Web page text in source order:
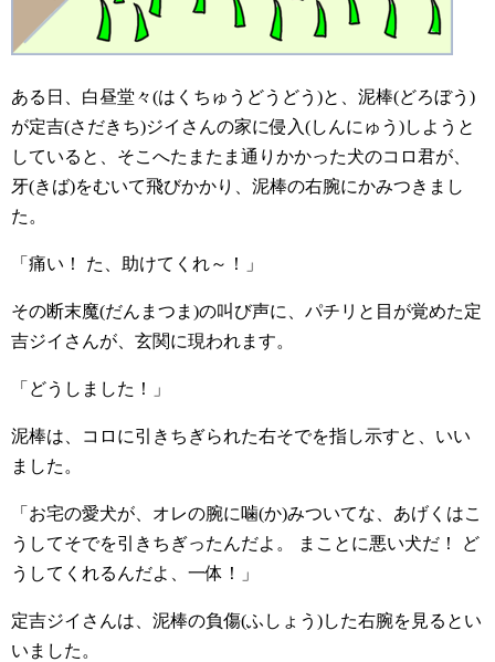
ある日、白昼堂々(はくちゅうどうどう)と、泥棒(どろぼう)
が定吉(さだきち)ジイさんの家に侵入(しんにゅう)しようと
していると、そこへたまたま通りかかった犬のコロ君が、
牙(きば)をむいて飛びかかり、泥棒の右腕にかみつきまし
た。
「痛い！ た、助けてくれ～！」
その断末魔(だんまつま)の叫び声に、パチリと目が覚めた定
吉ジイさんが、玄関に現われます。
「どうしました！」
泥棒は、コロに引きちぎられた右そでを指し示すと、いい
ました。
「お宅の愛犬が、オレの腕に噛(か)みついてな、あげくはこ
うしてそでを引きちぎったんだよ。 まことに悪い犬だ！ ど
うしてくれるんだよ、一体！」
定吉ジイさんは、泥棒の負傷(ふしょう)した右腕を見るとい
いました。